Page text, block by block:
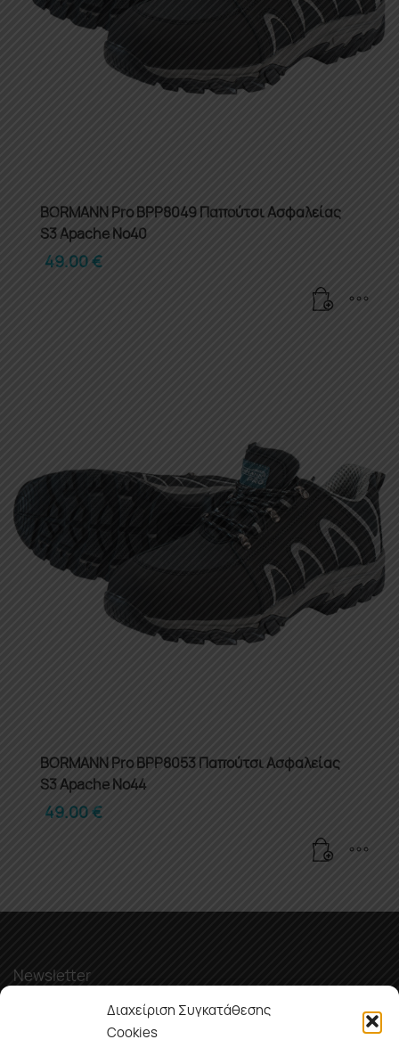
Διαχείριση Συγκατάθεσης
Cookies
BORMANN Pro BPP8049 Παπούτσι Ασφαλείας
S3 Apache Νο40
49.00€
BORMANN Pro BPP8053 Παπούτσι Ασφαλείας
S3 Apache Νο44
49.00€
Newsletter